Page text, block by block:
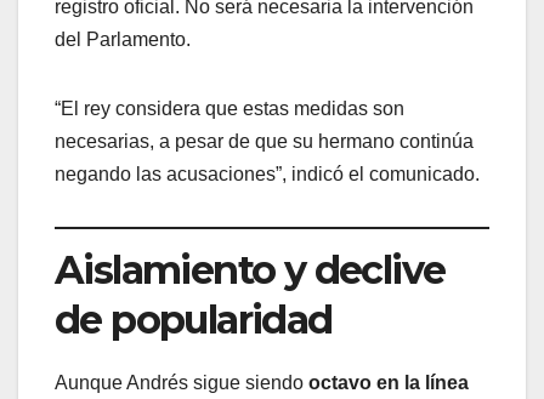
registro oficial. No será necesaria la intervención
del Parlamento.
“El rey considera que estas medidas son
necesarias, a pesar de que su hermano continúa
negando las acusaciones”, indicó el comunicado.
Aislamiento y declive
de popularidad
Aunque Andrés sigue siendo octavo en la línea